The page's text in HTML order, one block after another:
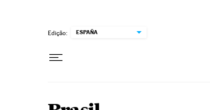
Edição: ESPAÑA